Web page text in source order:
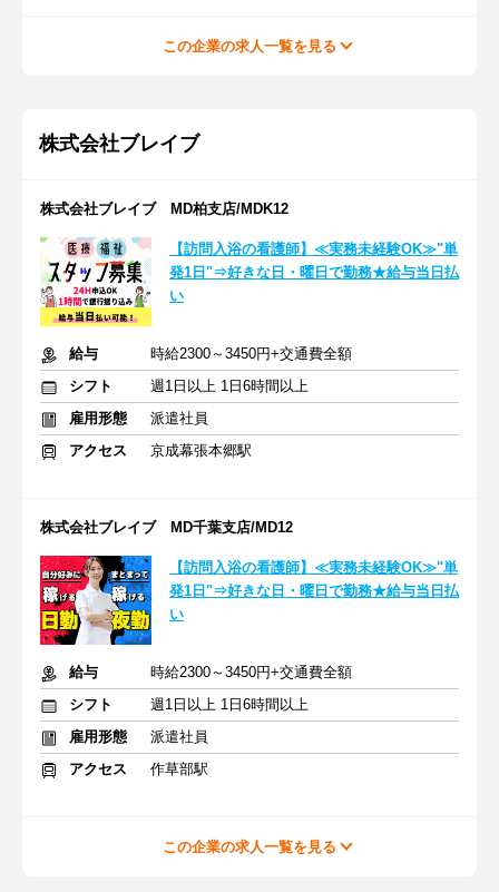
この企業の求人一覧を見る
株式会社ブレイブ
株式会社ブレイブ MD柏支店/MDK12
【訪問入浴の看護師】≪実務未経験OK≫"単
発1日"⇒好きな日・曜日で勤務★給与当日払
い
給与
時給2300～3450円+交通費全額
シフト
週1日以上 1日6時間以上
雇用形態
派遣社員
アクセス
京成幕張本郷駅
株式会社ブレイブ MD千葉支店/MD12
【訪問入浴の看護師】≪実務未経験OK≫"単
発1日"⇒好きな日・曜日で勤務★給与当日払
い
給与
時給2300～3450円+交通費全額
シフト
週1日以上 1日6時間以上
雇用形態
派遣社員
アクセス
作草部駅
この企業の求人一覧を見る